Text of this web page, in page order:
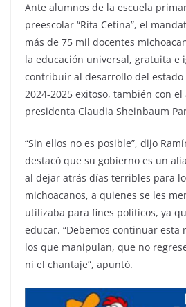
Ante alumnos de la escuela
preescolar “Rita Cetina”, el
más de 75 mil docentes
la educación universal, gratuita e
contribuir al desarrollo del estado
2024-2025 exitoso, también con el
presidenta Claudia Sheinbaum
“Sin ellos no es posible”, dijo
destacó que su gobierno es un
al dejar atrás días terribles para
michoacanos, a quienes se les
utilizaba para fines políticos, ya
educar. “Debemos continuar esta
los que manipulan, que no
ni el chantaje”, apuntó.